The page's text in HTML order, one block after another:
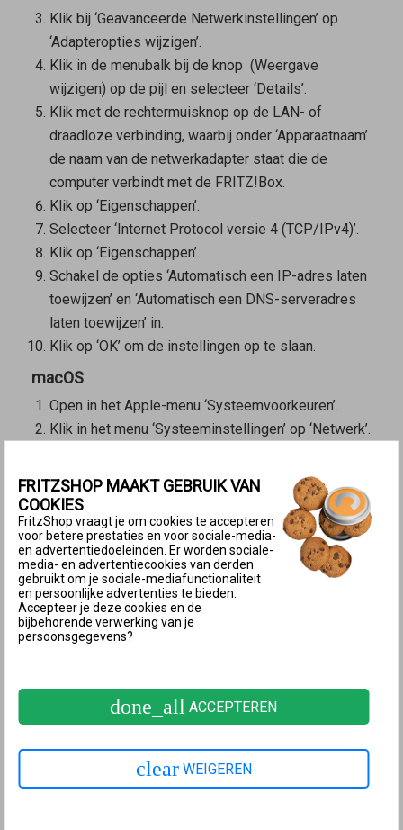
Klik bij ‘Geavanceerde Netwerkinstellingen’ op
‘Adapteropties wijzigen’.
Klik in de menubalk bij de knop (Weergave
wijzigen) op de pijl en selecteer ‘Details’.
Klik met de rechtermuisknop op de LAN- of
draadloze verbinding, waarbij onder ‘Apparaatnaam’
de naam van de netwerkadapter staat die de
computer verbindt met de FRITZ!Box.
Klik op ‘Eigenschappen’.
Selecteer ‘Internet Protocol versie 4 (TCP/IPv4)’.
Klik op ‘Eigenschappen’.
Schakel de opties ‘Automatisch een IP-adres laten
toewijzen’ en ‘Automatisch een DNS-serveradres
laten toewijzen’ in.
Klik op ‘OK’ om de instellingen op te slaan.
macOS
Open in het Apple-menu ‘Systeemvoorkeuren’.
Klik in het menu ‘Systeeminstellingen’ op ‘Netwerk’.
verbonden, selecteer dan in het linkerkeuzevenster
de optie ‘Wi-Fi’.
Als de computer met een netwerkkabel met de
FRITZ!Box is verbonden, selecteer dan in het
linkerkeuzevenster de optie ‘Ingebouwd
Ethernet’.
Klik op ‘Geavanceerd...’.
Selecteer in de weergave ‘TCP/IP’ uit de
DHCP’.
Klik op ‘OK’ om de instellingen op te slaan.
Open bij het Android-apparaat de instellingen.
FRITZSHOP MAAKT GEBRUIK VAN
COOKIES
FritzShop vraagt je om cookies te accepteren
voor betere prestaties en voor sociale-media-
en advertentiedoeleinden. Er worden sociale-
media- en advertentiecookies van derden
gebruikt om je sociale-mediafunctionaliteit
en persoonlijke advertenties te bieden.
Accepteer je deze cookies en de
bijbehorende verwerking van je
persoonsgegevens?
done_all ACCEPTEREN
clear WEIGEREN